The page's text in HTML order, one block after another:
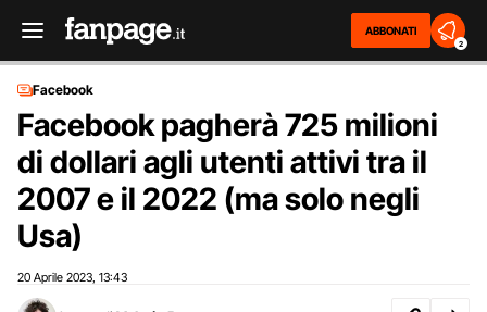
ABBONATI
2
Facebook
Facebook pagherà 725 milioni
di dollari agli utenti attivi tra il
2007 e il 2022 (ma solo negli
Usa)
20 Aprile 2023 13:43